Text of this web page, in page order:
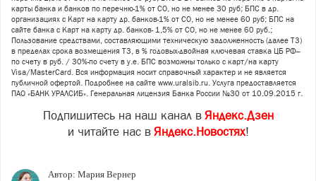
карты банка и банков по перечню-1% от СО, но не менее 30 руб; БПС в др.
организациях с Карт на карту др. банков-1% от СО, но не менее 60 руб; БПС на
сайте банка с Карт на карту др. банков- 1,5% от СО, но не менее 60 руб.;
Пользование средствами, составляющими техническую задолженность (далее ТЗ)
в пределах срока возмещения ТЗ, в % годовых-двойная ключевая ставка ЦБ РФ–
по счету в руб. / 30%-по счету в у.е. БПС возможны только с карт/на карту
Visa/MasterCard. Вся информация носит справочный характер и не является
публичной офертой. Подробнее на сайте www.uralsib.ru. Услуга предоставляется
ПАО «БАНК УРАЛСИБ». Генеральная лицензия Банка России №30 от 10.09.2015 г.
Подпишитесь на наш канал в Яндекс.Дзен
и читайте нас в Яндекс.Новостях!
Автор: Мария Вернер